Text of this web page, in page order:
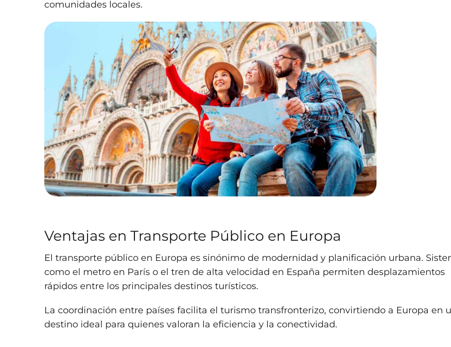
comunidades locales.
Ventajas en Transporte Público en Europa
El transporte público en Europa es sinónimo de modernidad y planificación urbana.
como el metro en París o el tren de alta velocidad en España permiten desplazamientos
rápidos entre los principales destinos turísticos.
La coordinación entre países facilita el turismo transfronterizo, convirtiendo a Europa en
destino ideal para quienes valoran la eficiencia y la conectividad.